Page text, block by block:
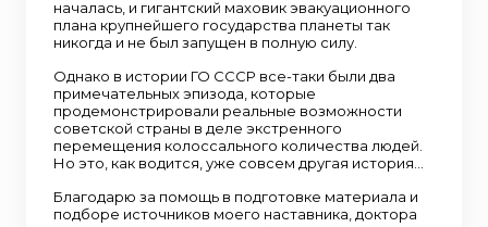
началась, и гигантский маховик эвакуационного
плана крупнейшего государства планеты так
никогда и не был запущен в полную силу.
Однако в истории ГО СССР все-таки были два
примечательных эпизода, которые
продемонстрировали реальные возможности
советской страны в деле экстренного
перемещения колоссального количества людей.
Но это, как водится, уже совсем другая история…
Благодарю за помощь в подготовке материала и
подборе источников моего наставника, доктора